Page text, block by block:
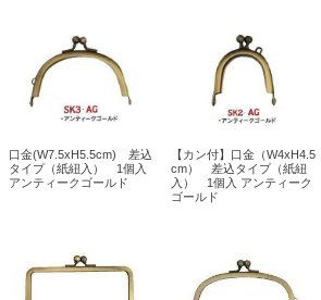
口金(W7.5xH5.5cm) 差込
タイプ（紙紐入） 1個入
アンティークゴールド
【カン付】口金（W4xH4.5
cm） 差込タイプ（紙紐
入） 1個入 アンティーク
ゴールド